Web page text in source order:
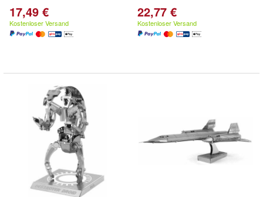
17,49 €
Kostenloser Versand
22,77 €
Kostenloser Versand